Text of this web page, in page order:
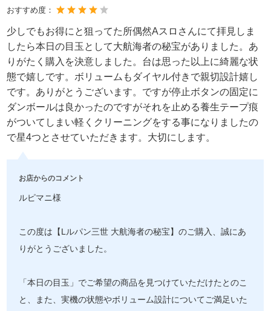
おすすめ度：
少しでもお得にと狙ってた所偶然Aスロさんにて拝見しま
したら本日の目玉として大航海者の秘宝がありました。あ
りがたく購入を決意しました。台は思った以上に綺麗な状
態で嬉しです。ボリュームもダイヤル付きで親切設計嬉し
です。ありがとうございます。ですが停止ボタンの固定に
ダンボールは良かったのですがそれを止める養生テープ痕
がついてしまい軽くクリーニングをする事になりましたの
で星4つとさせていただきます。大切にします。
お店からのコメント
ルピマニ様
この度は【Lルパン三世 大航海者の秘宝】のご購入、誠にあ
りがとうございました。
「本日の目玉」でご希望の商品を見つけていただけたとのこ
と、また、実機の状態やボリューム設計についてご満足いた